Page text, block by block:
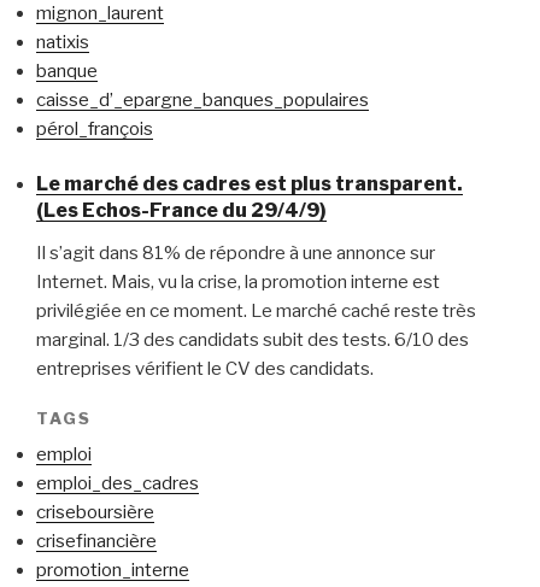
mignon_laurent
natixis
banque
caisse_d’_epargne_banques_populaires
pérol_françois
Le marché des cadres est plus transparent.
(Les Echos-France du 29/4/9)
Il s’agit dans 81% de répondre à une annonce sur
Internet. Mais, vu la crise, la promotion interne est
privilégiée en ce moment. Le marché caché reste très
marginal. 1/3 des candidats subit des tests. 6/10 des
entreprises vérifient le CV des candidats.
TAGS
emploi
emploi_des_cadres
criseboursière
crisefinancière
promotion_interne